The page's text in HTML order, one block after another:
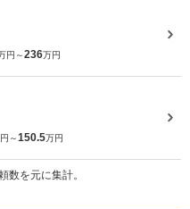
円～236万円
～150.5万円
を元に集計。